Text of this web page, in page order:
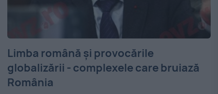
Limba română și provocările
globalizării - complexele care bruiază
România